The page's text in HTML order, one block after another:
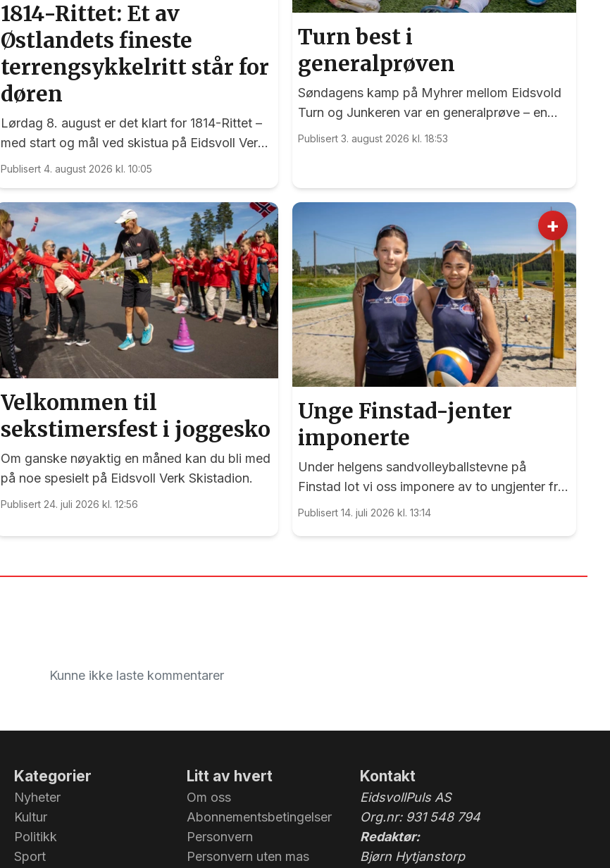
1814-Rittet: Et av
Østlandets fineste
terrengsykkelritt står for
døren
Lørdag 8. august er det klart for 1814-Rittet –
med start og mål ved skistua på Eidsvoll Verk
- et ritt som har sine røtter tilbake til 1998.
Publisert 4. august 2026 kl. 10:05
Turn best i
generalprøven
Søndagens kamp på Myhrer mellom Eidsvold
Turn og Junkeren var en generalprøve – en
generalprøve før kommende helgs toppkamp
Publisert 3. august 2026 kl. 18:53
Velkommen til
sekstimersfest i joggesko
Om ganske nøyaktig en måned kan du bli med
på noe spesielt på Eidsvoll Verk Skistadion.
Publisert 24. juli 2026 kl. 12:56
+
Unge Finstad-jenter
imponerte
Under helgens sandvolleyballstevne på
Finstad lot vi oss imponere av to ungjenter fra
arrangørklubben
Publisert 14. juli 2026 kl. 13:14
Kunne ikke laste kommentarer
Kategorier
Nyheter
Kultur
Politikk
Sport
Litt av hvert
Om oss
Abonnementsbetingelser
Personvern
Personvern uten mas
Kontakt
EidsvollPuls AS
Org.nr: 931 548 794
Redaktør:
Bjørn Hytjanstorp